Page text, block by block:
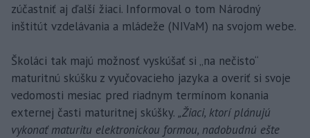
zúčastniť aj ďalší žiaci. Informoval o tom Národný
inštitút vzdelávania a mládeže (NIVaM) na svojom webe.
Školáci tak majú možnosť vyskúšať si „na nečisto“
maturitnú skúšku z vyučovacieho jazyka a overiť si svoje
vedomosti mesiac pred riadnym termínom konania
externej časti maturitnej skúšky. „Žiaci, ktorí plánujú
vykonať maturitu elektronickou formou, nadobudnú ešte